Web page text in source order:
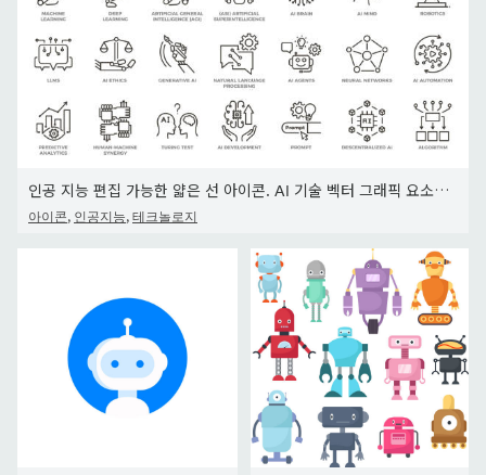
인공 지능 편집 가능한 얇은 선 아이콘. AI 기술 벡터 그래픽 요소. 기계 학습, 자율 및 생성적 디지털 기술, 알고
아이콘, 인공지능, 테크놀로지